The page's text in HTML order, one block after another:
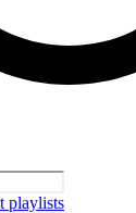
playlists